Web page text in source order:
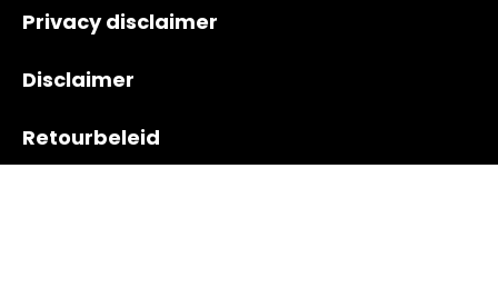
Privacy disclaimer
Disclaimer
Retourbeleid